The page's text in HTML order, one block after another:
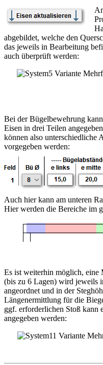
abgebildet, welche den
das jeweils in Bearbeitung
auch überprüft werden:
Bei der Bügelbewehrung
Eisen in drei Teilen
können also unterschiedliche
vorgegeben werden:
Auch hier kann am unteren
Hier werden die Bereiche im
Es ist weiterhin möglich, eine
(bis zu 6 Lagen) wird jeweils
angeordnet und in der
Längenermittlung für die
ggf. erforderlichen Stoß kann
angegeben werden: